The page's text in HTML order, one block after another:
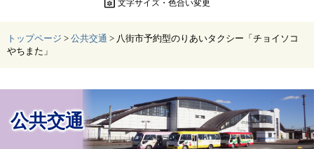
文字サイズ・色合い変更
トップページ > 公共交通 > 八街市予約型のりあいタクシー「チョイソコ
やちまた」
公共交通